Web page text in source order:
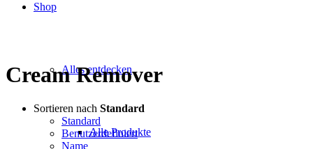
Shop
Alles entdecken
Alle Produkte
Cream Remover
Sortieren nach Standard
Standard
Benutzerdefiniert
Name